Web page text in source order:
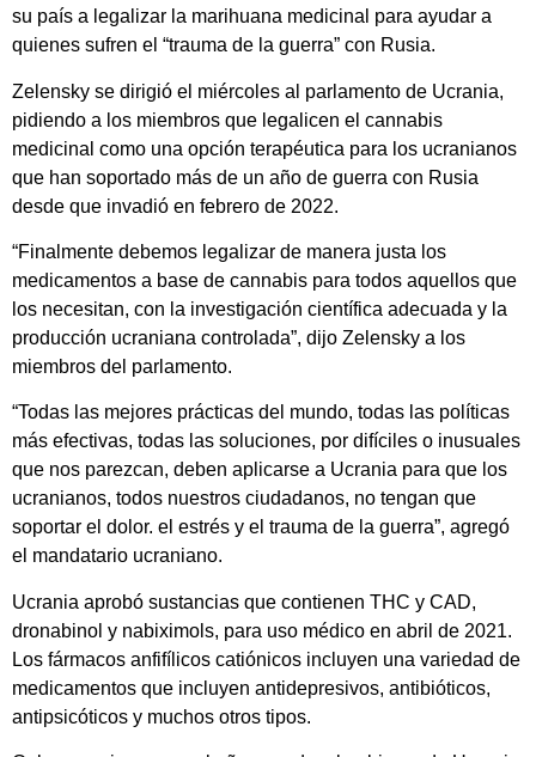
su país a legalizar la marihuana medicinal para ayudar a
quienes sufren el “trauma de la guerra” con Rusia.
Zelensky se dirigió el miércoles al parlamento de Ucrania,
pidiendo a los miembros que legalicen el cannabis
medicinal como una opción terapéutica para los ucranianos
que han soportado más de un año de guerra con Rusia
desde que invadió en febrero de 2022.
“Finalmente debemos legalizar de manera justa los
medicamentos a base de cannabis para todos aquellos que
los necesitan, con la investigación científica adecuada y la
producción ucraniana controlada”, dijo Zelensky a los
miembros del parlamento.
“Todas las mejores prácticas del mundo, todas las políticas
más efectivas, todas las soluciones, por difíciles o inusuales
que nos parezcan, deben aplicarse a Ucrania para que los
ucranianos, todos nuestros ciudadanos, no tengan que
soportar el dolor. el estrés y el trauma de la guerra”, agregó
el mandatario ucraniano.
Ucrania aprobó sustancias que contienen THC y CAD,
dronabinol y nabiximols, para uso médico en abril de 2021.
Los fármacos anfifílicos catiónicos incluyen una variedad de
medicamentos que incluyen antidepresivos, antibióticos,
antipsicóticos y muchos otros tipos.